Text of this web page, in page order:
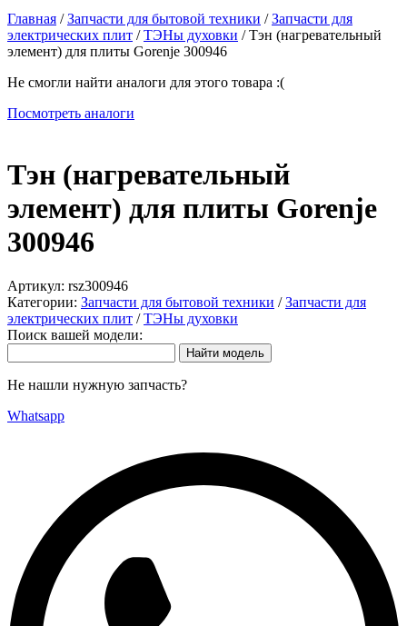
Главная /Запчасти для бытовой техники /Запчасти для
электрических плит /ТЭНы духовки / Тэн (нагревательный
элемент) для плиты Gorenje 300946
Не смогли найти аналоги для этого товара :(
Посмотреть аналоги
Тэн (нагревательный
элемент) для плиты Gorenje
300946
Артикул: rsz300946
Категории: Запчасти для бытовой техники /Запчасти для
электрических плит /ТЭНы духовки
Поиск вашей модели:
Не нашли нужную запчасть?
Whatsapp